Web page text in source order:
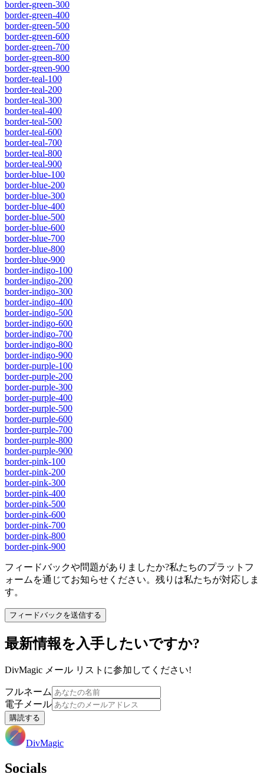
border-green-300
border-green-400
border-green-500
border-green-600
border-green-700
border-green-800
border-green-900
border-teal-100
border-teal-200
border-teal-300
border-teal-400
border-teal-500
border-teal-600
border-teal-700
border-teal-800
border-teal-900
border-blue-100
border-blue-200
border-blue-300
border-blue-400
border-blue-500
border-blue-600
border-blue-700
border-blue-800
border-blue-900
border-indigo-100
border-indigo-200
border-indigo-300
border-indigo-400
border-indigo-500
border-indigo-600
border-indigo-700
border-indigo-800
border-indigo-900
border-purple-100
border-purple-200
border-purple-300
border-purple-400
border-purple-500
border-purple-600
border-purple-700
border-purple-800
border-purple-900
border-pink-100
border-pink-200
border-pink-300
border-pink-400
border-pink-500
border-pink-600
border-pink-700
border-pink-800
border-pink-900
フィードバックや問題がありましたか?私たちのプラットフ
ォームを通じてお知らせください。残りは私たちが対応しま
す。
フィードバックを送信する
最新情報を入手したいですか?
DivMagic メール リストに参加してください!
フルネーム
電子メール
購読する
DivMagic
Socials